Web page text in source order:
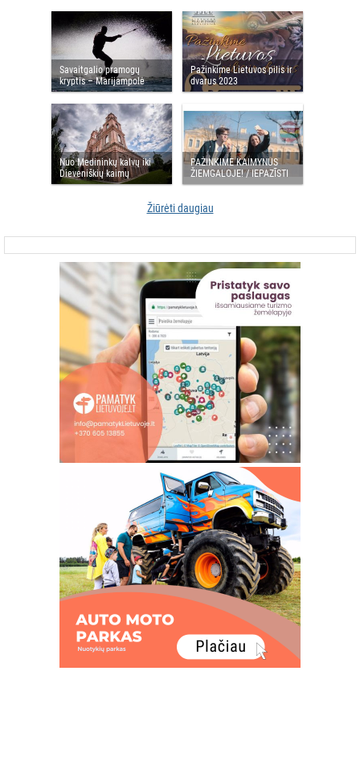
Savaitgalio pramogų
kryptis – Marijampolė
Pažinkime Lietuvos pilis ir
dvarus 2023
Nuo Medininkų kalvų iki
Dieveniškių kaimų
PAŽINKIME KAIMYNUS
ŽIEMGALOJE! / IEPAZĪSTI
KAIMIŅUS ZEMGALĒ!
Žiūrėti daugiau